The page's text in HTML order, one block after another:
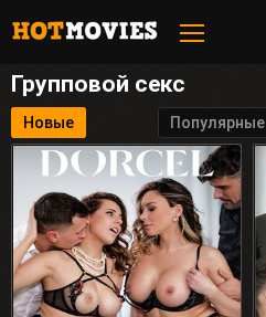
Групповой секс
Новые Популярные
Анна, 27